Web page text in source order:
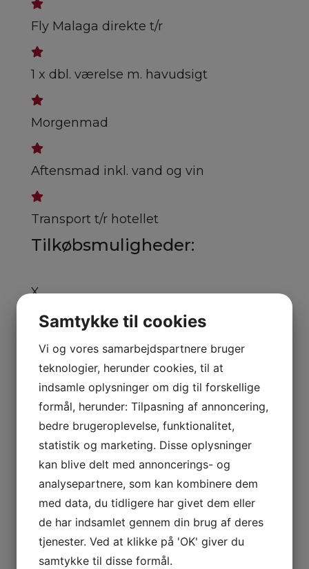
Fly Malaga direkte t/r
1 x dbl. værelse m. havudsigt
Morgenmad
Aftensmad inkl. vand og vin
Transport t/r hotellet
Tilkøbsmuligheder:
X
Kontakt os for mulighederne
Navn *
Telefon
E-mail *
Hvor mange skal rejse
Samtykke til cookies
Vi og vores samarbejdspartnere bruger
teknologier, herunder cookies, til at
indsamle oplysninger om dig til forskellige
formål, herunder: Tilpasning af annoncering,
bedre brugeroplevelse, funktionalitet,
statistik og marketing. Disse oplysninger
kan blive delt med annoncerings- og
analysepartnere, som kan kombinere dem
med data, du tidligere har givet dem eller
de har indsamlet gennem din brug af deres
tjenester. Ved at klikke på 'OK' giver du
samtykke til disse formål.